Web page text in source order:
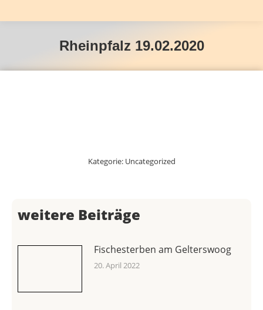
Rheinpfalz 19.02.2020
Kategorie: Uncategorized
weitere Beiträge
Fischesterben am Gelterswoog
20. April 2022